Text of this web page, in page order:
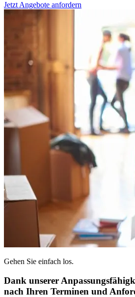
Jetzt Angebote anfordern
Gehen Sie einfach los.
Dank unserer
nach Ihren Terminen und